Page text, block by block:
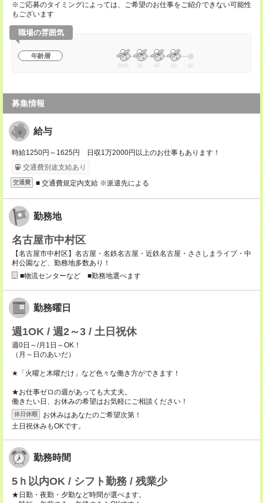
※ご応募のタイミングによっては、ご希望のお仕事をご紹介できない可能性
もございます
職場の雰囲気
年齢層
20代 30 40 50 60
募集情報
給与
時給1250円～1625円 日収1万2000円以上のお仕事もあります！
交通費別途支給あり
交通費 ■ 交通費規定内支給 ※派遣先による
勤務地
名古屋市中村区
【名古屋市中村区】名古屋・名鉄名古屋・近鉄名古屋・ささしまライブ・中
村公園など、勤務地多数あり！
■物流センターなど ■勤務地選べます
勤務曜日
週1OK / 週2～3 / 土日祝休
週0日～/月1日～OK！
（月～日のあいだ）
★「火曜と木曜だけ」など色々な働き方ができます！
★お仕事ゼロの週があっても大丈夫。
働きたい日、お休みの希望はお気軽にご相談ください！
休日休暇
お休みはあなたのご希望次第！
土日祝休みもOKです。
勤務時間
5ｈ以内OK / シフト勤務 / 残業少
★日勤・夜勤・夕勤など時間が選べます。